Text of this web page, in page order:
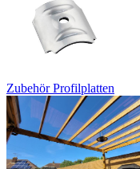
Zubehör Profilplatten